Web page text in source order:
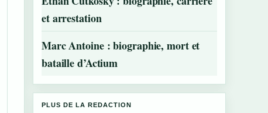
et arrestation
Marc Antoine : biographie, mort et
bataille d’Actium
PLUS DE LA REDACTION